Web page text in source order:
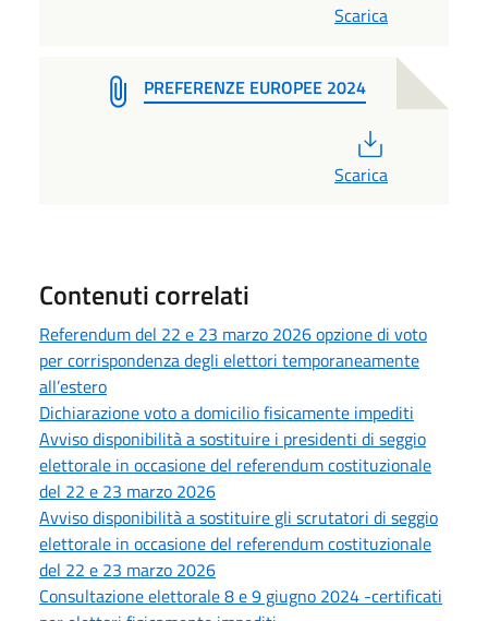
Scarica
PREFERENZE EUROPEE 2024
Scarica
Contenuti correlati
Referendum del 22 e 23 marzo 2026 opzione di voto
per corrispondenza degli elettori temporaneamente
all’estero
Dichiarazione voto a domicilio fisicamente impediti
Avviso disponibilità a sostituire i presidenti di seggio
elettorale in occasione del referendum costituzionale
del 22 e 23 marzo 2026
Avviso disponibilità a sostituire gli scrutatori di seggio
elettorale in occasione del referendum costituzionale
del 22 e 23 marzo 2026
Consultazione elettorale 8 e 9 giugno 2024 -certificati